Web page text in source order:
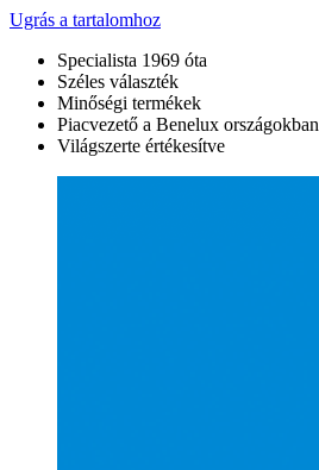
Ugrás a tartalomhoz
Specialista 1969 óta
Széles választék
Minőségi termékek
Piacvezető a Benelux országokban
Világszerte értékesítve